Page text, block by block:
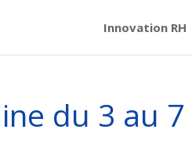
Innovation RH
du 3 au